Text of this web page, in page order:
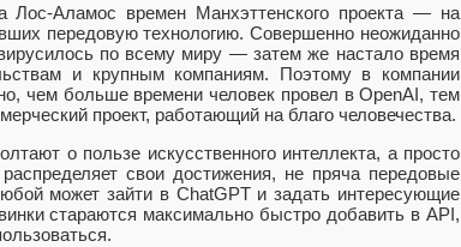
Лос-Аламос времен Манхэттенского проекта — на
передовую технологию. Совершенно неожиданно
по всему миру — затем же настало время
и крупным компаниям. Поэтому в компании
чем больше времени человек провел в OpenAI, тем
проект, работающий на благо человечества.
о пользе искусственного интеллекта, а просто
свои достижения, не пряча передовые
может зайти в СhatGPT и задать интересующие
стараются максимально быстро добавить в API,